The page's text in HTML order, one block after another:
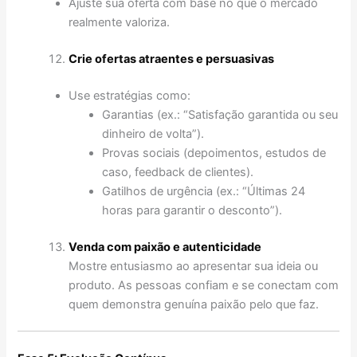
Ajuste sua oferta com base no que o mercado
realmente valoriza.
Crie ofertas atraentes e persuasivas
Use estratégias como:
Garantias (ex.: “Satisfação garantida ou seu
dinheiro de volta”).
Provas sociais (depoimentos, estudos de
caso, feedback de clientes).
Gatilhos de urgência (ex.: “Últimas 24
horas para garantir o desconto”).
Venda com paixão e autenticidade
Mostre entusiasmo ao apresentar sua ideia ou
produto. As pessoas confiam e se conectam com
quem demonstra genuína paixão pelo que faz.